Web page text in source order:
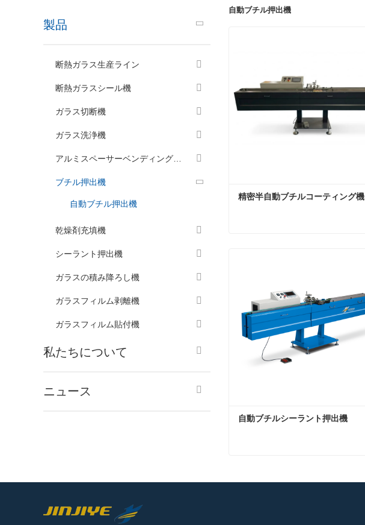
製品
断熱ガラス生産ライン
断熱ガラスシール機
ガラス切断機
ガラス洗浄機
ブチル押出機
自動ブチル押出機
乾燥剤充填機
シーラント押出機
ガラスの積み降ろし機
ガラスフィルム剥離機
ガラスフィルム貼付機
私たちについて
ニュース
自動ブチル押出機
精密半自動ブチルコーティング機
自動ブチルシーラント押出機
今コンタクトしてください